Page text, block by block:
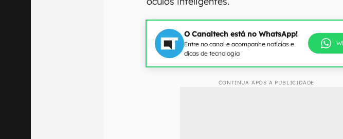
O Canaltech está no WhatsApp!
Entre no canal e acompanhe notícias e
dicas de tecnologia
CONTINUA APÓS A PUBLICIDADE